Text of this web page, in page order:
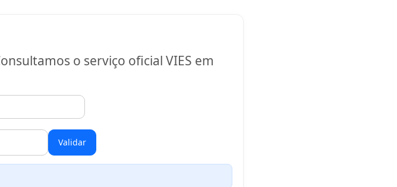
o serviço oficial VIES em
Validar